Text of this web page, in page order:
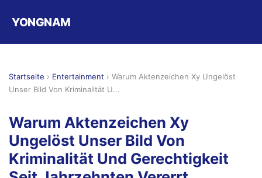
YONGNAM
Startseite › Entertainment › Warum Aktenzeichen Xy Ungelöst
Unser Bild Von Kriminalität U...
Warum Aktenzeichen Xy
Ungelöst Unser Bild Von
Kriminalität Und Gerechtigkeit